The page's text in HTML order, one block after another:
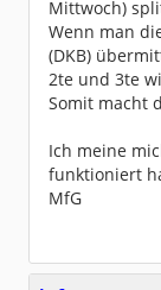
Mittwoch)
Wenn man
(DKB)
2te und 3te
Somit macht
Ich meine
funktioniert
MfG